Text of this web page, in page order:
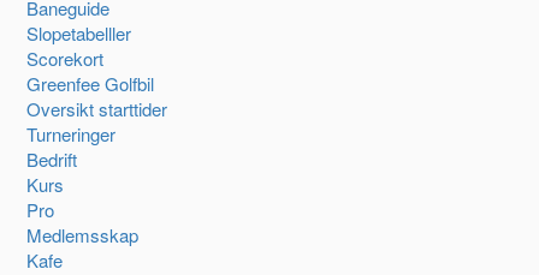
Baneguide
Slopetabelller
Scorekort
Greenfee Golfbil
Oversikt starttider
Turneringer
Bedrift
Kurs
Pro
Medlemsskap
Kafe